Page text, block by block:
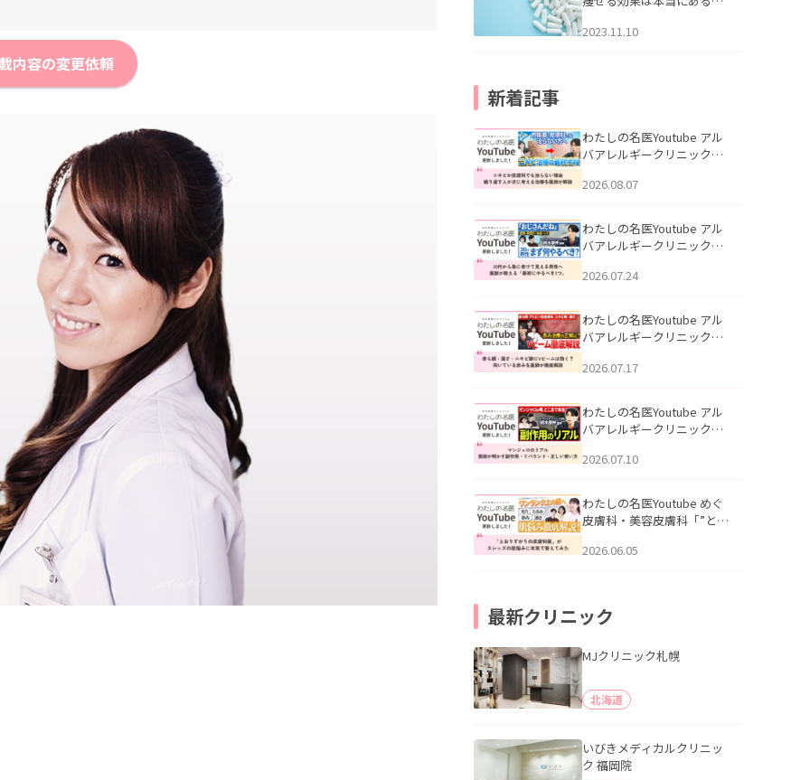
内容の変更依頼
2023.11.10
新着記事
わたしの名医Youtube アル
バアレルギークリニック札
らない理由｜繰り返す人が
説」を公開いたしました。
2026.08.07
わたしの名医Youtube アル
バアレルギークリニック札
える男性へ｜医師が教える
公開いたしました。
2026.07.24
わたしの名医Youtube アル
バアレルギークリニック札
跡にVビームは効く？向いて
説」を公開いたしました。
2026.07.17
わたしの名医Youtube アル
バアレルギークリニック札
医師が明かす副作用・リバ
公開いたしました。
2026.07.10
わたしの名医Youtube めぐ
皮膚科・美容皮膚科「”とお
ッズの肌悩みに本気で答え
2026.06.05
最新クリニック
MJクリニック札幌
北海道
いびきメディカルクリニッ
ク 福岡院